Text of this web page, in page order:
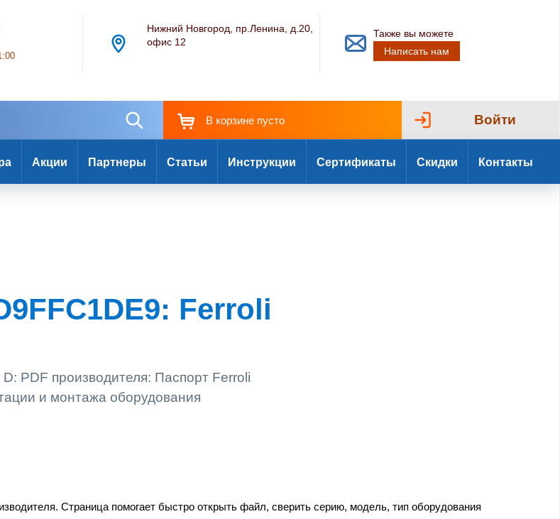
Нижний Новгород, пр.Ленина, д.20,
офис 12
Также вы можете
Написать нам
В корзине пусто Войти
Акции Партнеры Статьи Инструкции Сертификаты Скидки Контакты
Ferroli
PDF производителя: Паспорт Ferroli
и монтажа оборудования
Страница помогает быстро открыть файл, сверить серию, модель, тип оборудования